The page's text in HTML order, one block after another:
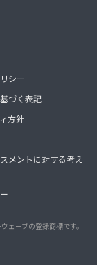
シー
づく表記
方針
メントに対する考え
ェーブの登録商標です。